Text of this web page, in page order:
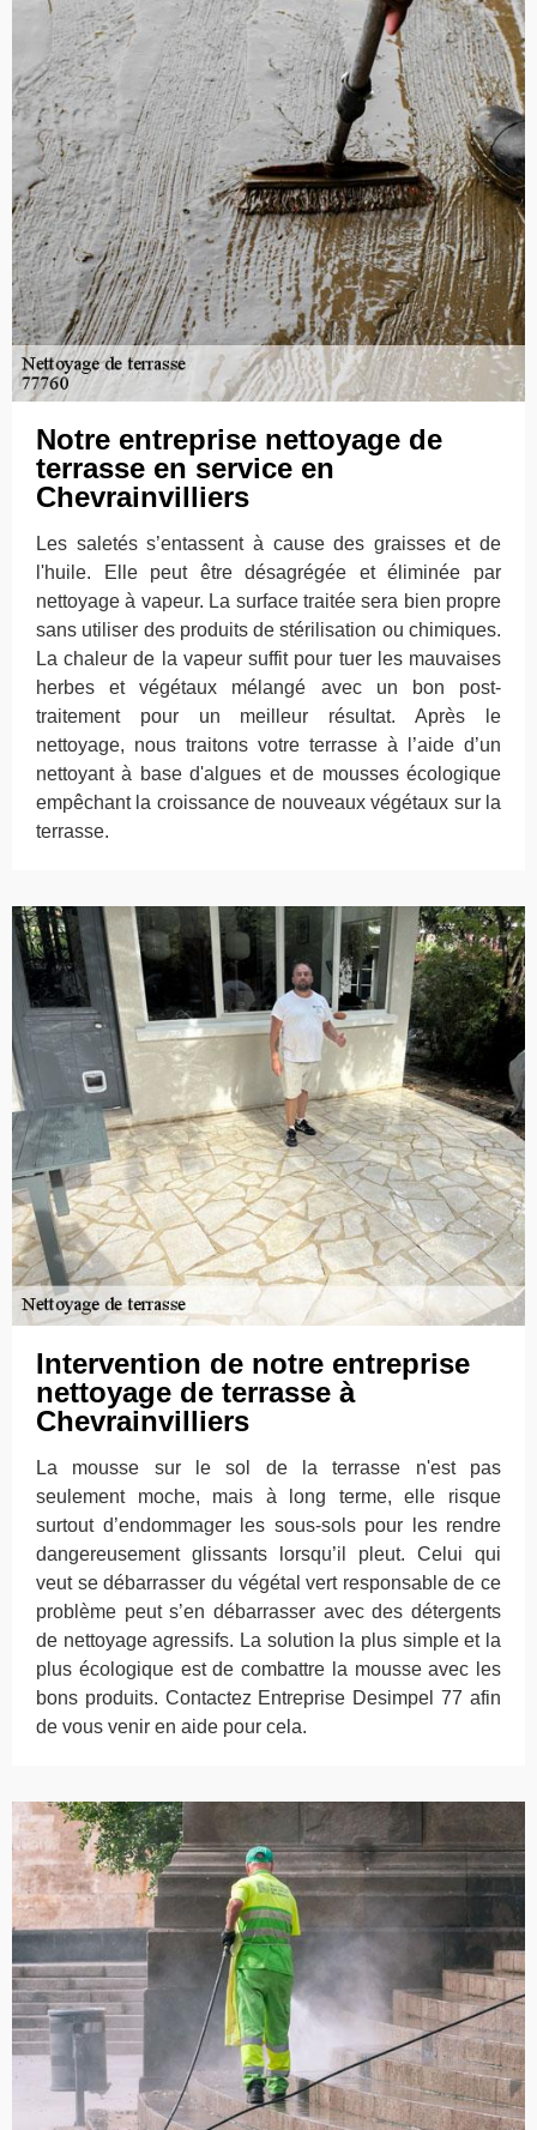
Notre entreprise nettoyage de
terrasse en service en
Chevrainvilliers
Les saletés s’entassent à cause des graisses et de
l'huile. Elle peut être désagrégée et éliminée par
nettoyage à vapeur. La surface traitée sera bien propre
sans utiliser des produits de stérilisation ou chimiques.
La chaleur de la vapeur suffit pour tuer les mauvaises
herbes et végétaux mélangé avec un bon post-
traitement pour un meilleur résultat. Après le
nettoyage, nous traitons votre terrasse à l’aide d’un
nettoyant à base d'algues et de mousses écologique
empêchant la croissance de nouveaux végétaux sur la
terrasse.
Intervention de notre entreprise
nettoyage de terrasse à
Chevrainvilliers
La mousse sur le sol de la terrasse n'est pas
seulement moche, mais à long terme, elle risque
surtout d’endommager les sous-sols pour les rendre
dangereusement glissants lorsqu’il pleut. Celui qui
veut se débarrasser du végétal vert responsable de ce
problème peut s’en débarrasser avec des détergents
de nettoyage agressifs. La solution la plus simple et la
plus écologique est de combattre la mousse avec les
bons produits. Contactez Entreprise Desimpel 77 afin
de vous venir en aide pour cela.